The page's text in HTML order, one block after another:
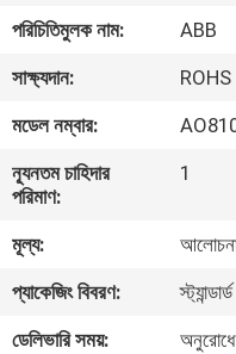
আমাদের
সম্পর্কে
কারখানা
ভ্রমণ
মান
নিয়ন্ত্রণ
পরিচিতিমুলক নাম:
ABB
সাক্ষ্যদান:
ROHS
মডেল নম্বার:
ন্যূনতম চাহিদার
পরিমাণ:
1
মূল্য:
প্যাকেজিং বিবরণ:
ডেলিভারি সময়:
অনুরোধে